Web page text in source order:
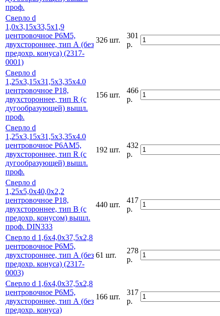
проф.
Сверло d
1,0х3,15х33,5х1,9
центровочное Р6М5,
двухстороннее, тип А (без
предохр. конуса) (2317-
0001)
326 шт.
301
р.
Сверло d
1,25х3,15х31,5х3,35х4.0
центровочное Р18,
двухстороннее, тип R (с
дугообразующей) вышл.
проф.
156 шт.
466
р.
Сверло d
1,25х3,15х31,5х3,35х4.0
центровочное Р6АМ5,
двухстороннее, тип R (с
дугообразующей) вышл.
проф.
192 шт.
432
р.
Сверло d
1,25х5,0х40,0х2,2
центровочное Р18,
двухстороннее, тип В (с
предохр. конусом) вышл.
проф. DIN333
440 шт.
417
р.
Сверло d 1,6х4,0х37,5х2,8
центровочное Р6М5,
двухстороннее, тип А (без
предохр. конуса) (2317-
0003)
61 шт.
278
р.
Сверло d 1,6х4,0х37,5х2,8
центровочное Р6М5,
двухстороннее, тип А (без
предохр. конуса)
166 шт.
317
р.